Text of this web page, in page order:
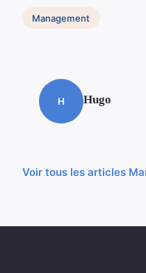
Management
H Hugo
Voir tous les articles